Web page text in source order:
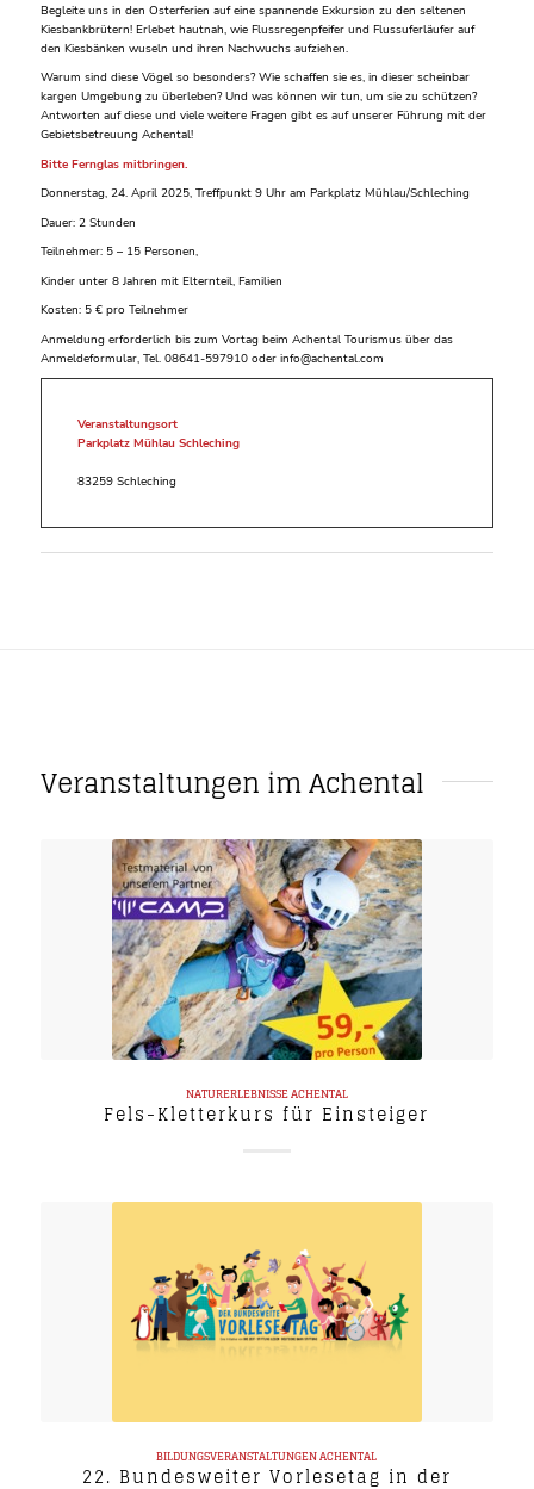
Begleite uns in den Osterferien auf eine spannende Exkursion zu den seltenen
Kiesbankbrütern! Erlebet hautnah, wie Flussregenpfeifer und Flussuferläufer auf
den Kiesbänken wuseln und ihren Nachwuchs aufziehen.
Warum sind diese Vögel so besonders? Wie schaffen sie es, in dieser scheinbar
kargen Umgebung zu überleben? Und was können wir tun, um sie zu schützen?
Antworten auf diese und viele weitere Fragen gibt es auf unserer Führung mit der
Gebietsbetreuung Achental!
Bitte Fernglas mitbringen.
Donnerstag, 24. April 2025, Treffpunkt 9 Uhr am Parkplatz Mühlau/Schleching
Dauer: 2 Stunden
Teilnehmer: 5 – 15 Personen,
Kinder unter 8 Jahren mit Elternteil, Familien
Kosten: 5 € pro Teilnehmer
Anmeldung erforderlich bis zum Vortag beim Achental Tourismus über das
Anmeldeformular, Tel. 08641-597910 oder info@achental.com
Veranstaltungsort
Parkplatz Mühlau Schleching
83259 Schleching
Veranstaltungen im Achental
NATURERLEBNISSEACHENTAL
Fels-Kletterkurs für Einsteiger
BILDUNGSVERANSTALTUNGENACHENTAL
22. Bundesweiter Vorlesetag in der